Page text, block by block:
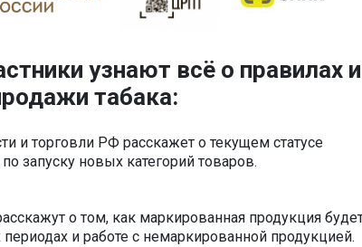
узнают всё о правилах и
табака:
и торговли РФ расскажет о текущем статусе
запуску новых категорий товаров.
о том, как маркированная продукция
и работе с немаркированной продукцией.